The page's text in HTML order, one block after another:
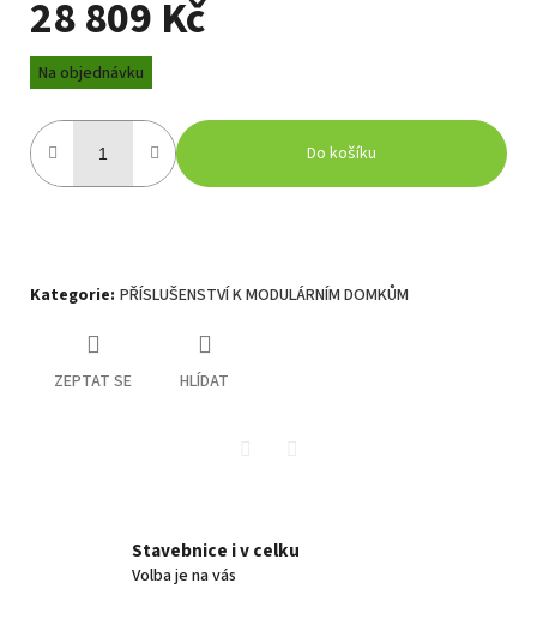
28 809 Kč
Měrná
cena:
Na objednávku
Do košíku
Kategorie: PŘÍSLUŠENSTVÍ K MODULÁRNÍM DOMKŮM
ZEPTAT SE HLÍDAT
Stavebnice i v celku
Volba je na vás